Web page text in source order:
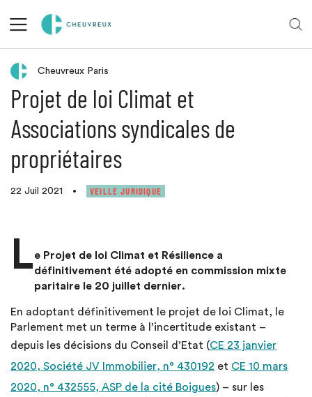
Retour aux actualités
Cheuvreux Paris
Projet de loi Climat et
Associations syndicales de
propriétaires
22 Juil 2021 • VEILLE JURIDIQUE
Le Projet de loi Climat et Résilience a
définitivement été adopté en commission mixte
paritaire le 20 juillet dernier.
En adoptant définitivement le projet de loi Climat, le
Parlement met un terme à l’incertitude existant –
depuis les décisions du Conseil d’Etat (CE 23 janvier
2020, Société JV Immobilier, n° 430192 et CE 10 mars
2020, n° 432555, ASP de la cité Boigues) – sur les